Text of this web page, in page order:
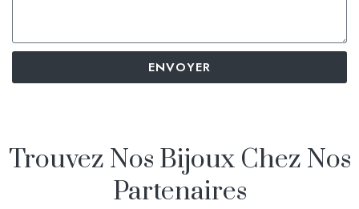
ENVOYER
Trouvez Nos Bijoux Chez Nos
Partenaires